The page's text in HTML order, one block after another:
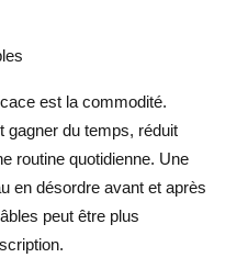
est la commodité.
gagner du temps, réduit
routine quotidienne. Une
en désordre avant et après
peut être plus